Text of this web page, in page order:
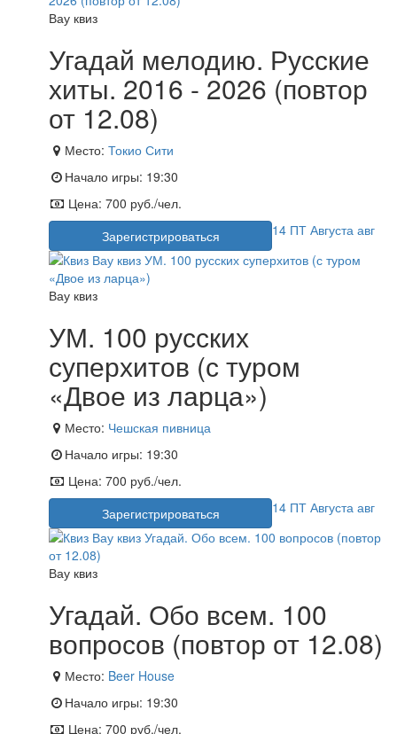
Вау квиз
Угадай мелодию. Русские
хиты. 2016 - 2026 (повтор
от 12.08)
Место: Токио Сити
Начало игры: 19:30
Цена: 700 руб./чел.
Зарегистрироваться
14 ПТ Августа авг
Вау квиз
УМ. 100 русских
суперхитов (с туром
«Двое из ларца»)
Место: Чешская пивница
Начало игры: 19:30
Цена: 700 руб./чел.
Зарегистрироваться
14 ПТ Августа авг
Вау квиз
Угадай. Обо всем. 100
вопросов (повтор от 12.08)
Место: Beer House
Начало игры: 19:30
Цена: 700 руб./чел.